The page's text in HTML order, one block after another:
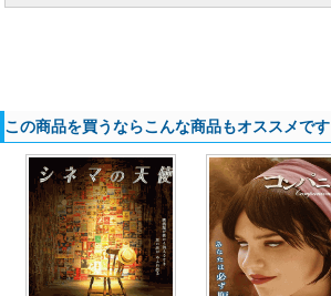
この商品を買うならこんな商品もオススメです